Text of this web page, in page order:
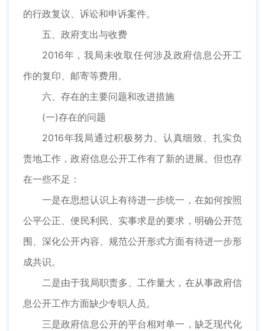
的行政复议、诉讼和申诉案件。
五、政府支出与收费
2016年，我局未收取任何涉及政府信息公开工
作的复印、邮寄等费用。
六、存在的主要问题和改进措施
(一)存在的问题
2016年我局通过积极努力、认真细致、扎实负
责地工作，政府信息公开工作有了新的进展。但也存
在一些不足：
一是在思想认识上有待进一步统一，在如何按照
公平公正、便民利民、实事求是的要求，明确公开范
围、深化公开内容、规范公开形式方面有待进一步形
成共识。
二是由于我局职责多、工作量大，在从事政府信
息公开工作方面缺少专职人员。
三是政府信息公开的平台相对单一，缺乏现代化